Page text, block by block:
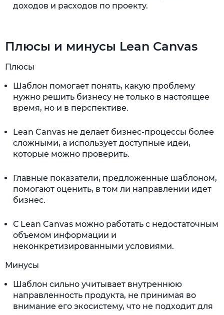
доходов и расходов по проекту.
Плюсы и минусы Lean Canvas
Плюсы
Шаблон помогает понять, какую проблему
нужно решить бизнесу не только в настоящее
время, но и в перспективе.
Lean Canvas не делает бизнес-процессы более
сложными, а использует доступные идеи,
которые можно проверить.
Главные показатели, предложенные шаблоном,
помогают оценить, в том ли направлении идет
бизнес.
С Lean Canvas можно работать с недостаточным
объемом информации и
неконкретизированными условиями.
Минусы
Шаблон сильно учитывает внутреннюю
направленность продукта, не принимая во
внимание его экосистему, что не подходит для